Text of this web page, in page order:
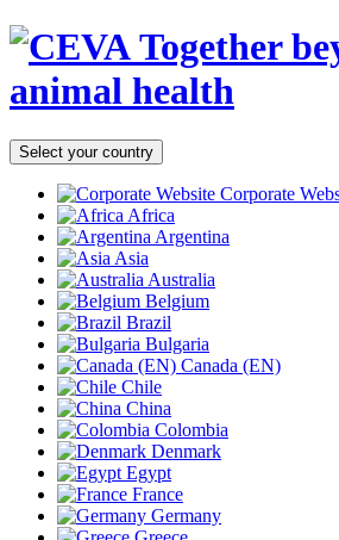
Together
animal health
Select your country
Corporate
Africa
Argentina
Asia
Australia
Belgium
Brazil
Bulgaria
Canada (EN)
Chile
China
Colombia
Denmark
Egypt
France
Germany